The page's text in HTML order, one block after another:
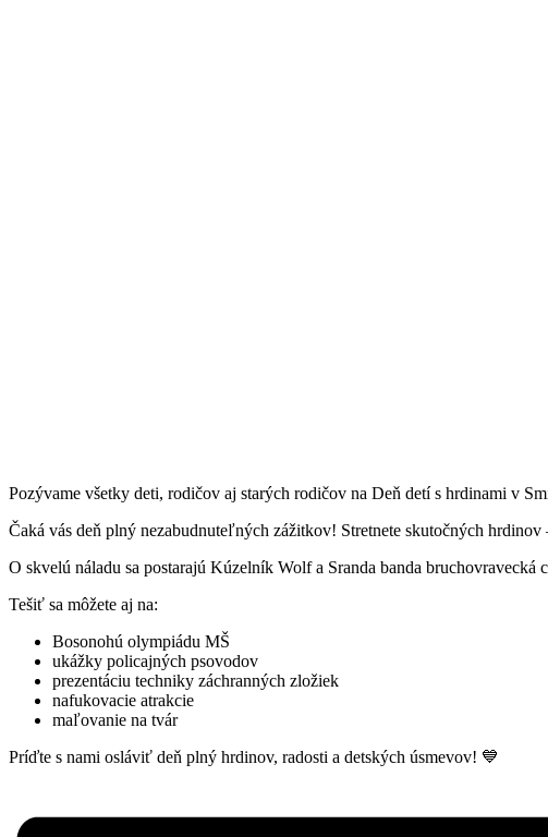
Pozývame všetky deti, rodičov aj starých rodičov na Deň detí s hrdinami v
Čaká vás deň plný nezabudnuteľných zážitkov! Stretnete skutočných
O skvelú náladu sa postarajú Kúzelník Wolf a Sranda banda bruchovravecká
Tešiť sa môžete aj na:
Bosonohú olympiádu MŠ
ukážky policajných psovodov
prezentáciu techniky záchranných zložiek
nafukovacie atrakcie
maľovanie na tvár
Príďte s nami osláviť deň plný hrdinov, radosti a detských úsmevov! 💙